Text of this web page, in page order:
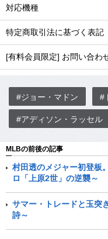
対応機種
特定商取引法に基づく表記
[有料会員限定] お問い合わ
#ジョー・マドン #
#アディソン・ラッセル
MLBの前後の記事
村田透のメジャー初登板
ロ「上原2世」の逆襲～
サマー・トレードと玉突
詩～